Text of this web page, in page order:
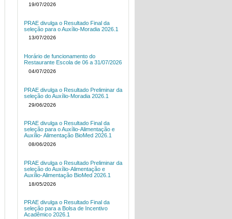
19/07/2026
PRAE divulga o Resultado Final da
seleção para o Auxílio-Moradia 2026.1
13/07/2026
Horário de funcionamento do
Restaurante Escola de 06 a 31/07/2026
04/07/2026
PRAE divulga o Resultado Preliminar da
seleção do Auxílio-Moradia 2026.1
29/06/2026
PRAE divulga o Resultado Final da
seleção para o Auxílio-Alimentação e
Auxílio- Alimentação BioMed 2026.1
08/06/2026
PRAE divulga o Resultado Preliminar da
seleção do Auxílio-Alimentação e
Auxílio-Alimentação BioMed 2026.1
18/05/2026
PRAE divulga o Resultado Final da
seleção para a Bolsa de Incentivo
Acadêmico 2026.1